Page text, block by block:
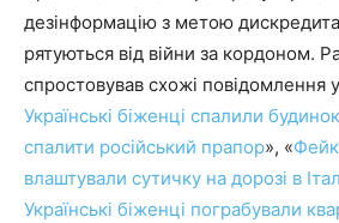
дезінформацію з метою
рятуються від війни за кордоном.
спростовував схожі повідомлення
Українські біженці спалили
спалити російський прапор», «
влаштували сутичку на дорозі в
Українські біженці пограбували